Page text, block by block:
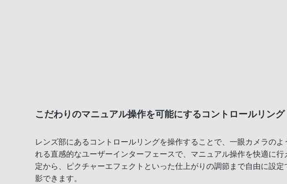
こだわりのマニュアル操作を可能にするコントロールリング
レンズ部にあるコントロールリングを操作することで、一眼カメラの
れる直感的なユーザーインターフェースで、マニュアル操作を快適に
定から、ピクチャーエフェクトといった仕上がりの調節まで自由に設
影できます。